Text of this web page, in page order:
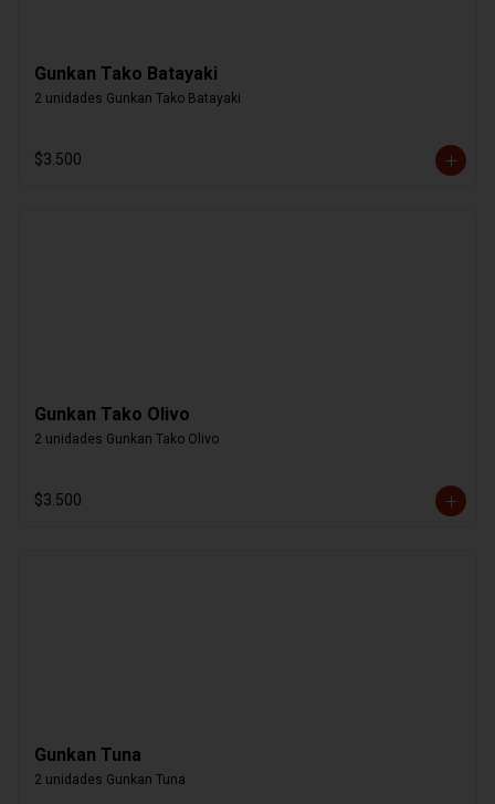
Gunkan Tako Batayaki
2 unidades Gunkan Tako Batayaki
$3.500
Gunkan Tako Olivo
2 unidades Gunkan Tako Olivo
$3.500
Gunkan Tuna
2 unidades Gunkan Tuna